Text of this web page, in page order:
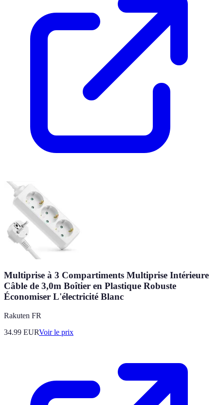
Multiprise à 3 Compartiments Multiprise Intérieure
Câble de 3,0m Boîtier en Plastique Robuste
Économiser L'électricité Blanc
Rakuten FR
34.99 EURVoir le prix